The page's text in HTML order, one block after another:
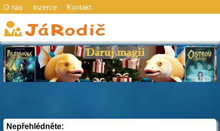
O nás Inzerce Kontakt
Nepřehlédněte: